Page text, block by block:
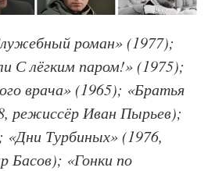
роман» (1977);
С лёгким паром!» (1975);
врача» (1965); «Братья
режиссёр Иван Пырьев);
Турбиных» (1976,
Басов); «Гонки по